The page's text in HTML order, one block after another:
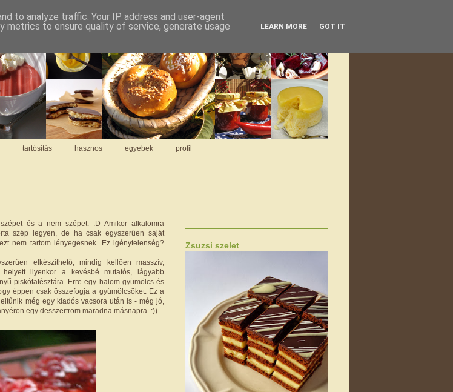
tartósítás hasznos egyebek profil
és a nem szépet. :D Amikor alkalomra
szép legyen, de ha csak egyszerűen saját
nem tartom lényegesnek. Ez igénytelenség?
elkészíthető, mindig kellően masszív,
ilyenkor a kevésbé mutatós, lágyabb
piskótatésztára. Erre egy halom gyümölcs és
éppen csak összefogja a gyümölcsöket. Ez a
még egy kiadós vacsora után is - még jó,
egy desszertrom maradna másnapra. :))
Zsuzsi szelet
to analyze traffic. Your IP address and user-agent
metrics to ensure quality of service, generate usage
LEARN MORE GOT IT